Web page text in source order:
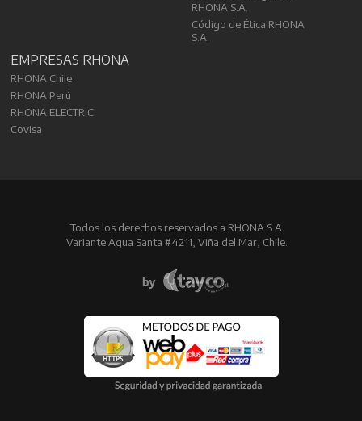
RHONA S.A.
Código de Ética RHONA
S.A.
EMPRESAS RHONA
RHONA Chile
RHONA Perú
RHONA ELECTRIC
Covisa
Todos los derechos reservados a RHONA S.A.
Variante Agua Santa #4211, Viña del Mar, Chile.